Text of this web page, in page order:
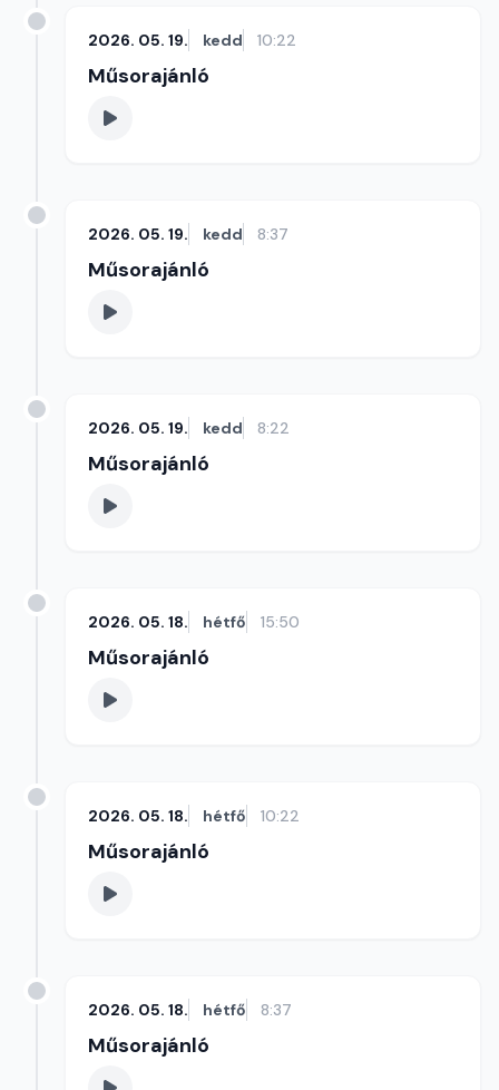
2026. 05. 19. kedd 10:22
Műsorajánló
2026. 05. 19. kedd 8:37
Műsorajánló
2026. 05. 19. kedd 8:22
Műsorajánló
2026. 05. 18. hétfő 15:50
Műsorajánló
2026. 05. 18. hétfő 10:22
Műsorajánló
2026. 05. 18. hétfő 8:37
Műsorajánló